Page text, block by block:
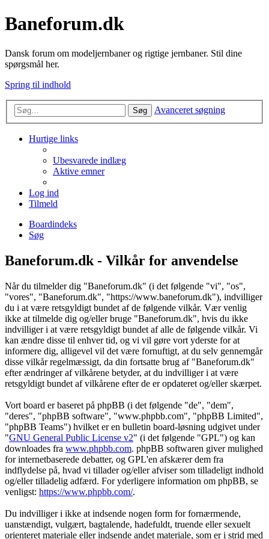
Baneforum.dk
Dansk forum om modeljernbaner og rigtige jernbaner. Stil dine
spørgsmål her.
Spring til indhold
Søg Avanceret søgning
Hurtige links
Ubesvarede indlæg
Aktive emner
Log ind
Tilmeld
Boardindeks
Søg
Baneforum.dk - Vilkår for anvendelse
Når du tilmelder dig "Baneforum.dk" (i det følgende "vi", "os",
"vores", "Baneforum.dk", "https://www.baneforum.dk"), indvilliger
du i at være retsgyldigt bundet af de følgende vilkår. Vær venlig
ikke at tilmelde dig og/eller bruge "Baneforum.dk", hvis du ikke
indvilliger i at være retsgyldigt bundet af alle de følgende vilkår. Vi
kan ændre disse til enhver tid, og vi vil gøre vort yderste for at
informere dig, alligevel vil det være fornuftigt, at du selv gennemgår
disse vilkår regelmæssigt, da din fortsatte brug af "Baneforum.dk"
efter ændringer af vilkårene betyder, at du indvilliger i at være
retsgyldigt bundet af vilkårene efter de er opdateret og/eller skærpet.
Vort board er baseret på phpBB (i det følgende "de", "dem",
"deres", "phpBB software", "www.phpbb.com", "phpBB Limited",
"phpBB Teams") hvilket er en bulletin board-løsning udgivet under
"GNU General Public License v2" (i det følgende "GPL") og kan
downloades fra www.phpbb.com. phpBB softwaren giver mulighed
for internetbaserede debatter, og GPL'en afskærer dem fra
indflydelse på, hvad vi tillader og/eller afviser som tilladeligt indhold
og/eller tilladelig adfærd. For yderligere information om phpBB, se
venligst: https://www.phpbb.com/.
Du indvilliger i ikke at indsende nogen form for fornærmende,
uanstændigt, vulgært, bagtalende, hadefuldt, truende eller sexuelt
orienteret materiale eller indsende andet materiale, som er i strid med